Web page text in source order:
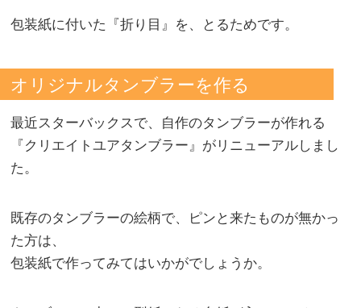
包装紙に付いた『折り目』を、とるためです。
オリジナルタンブラーを作る
最近スターバックスで、自作のタンブラーが作れる
『クリエイトユアタンブラー』がリニューアルしまし
た。
既存のタンブラーの絵柄で、ピンと来たものが無かっ
た方は、
包装紙で作ってみてはいかがでしょうか。